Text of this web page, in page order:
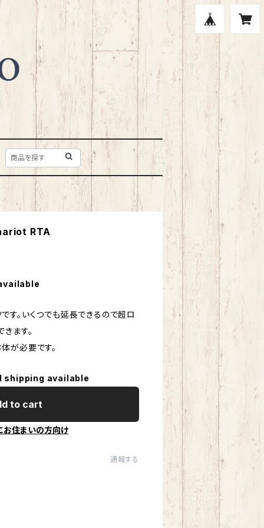
RTA
。いくつでも延長できるので超ロ
ます。
が必要です。
shipping available
to cart
お住まいの方向け
通報する